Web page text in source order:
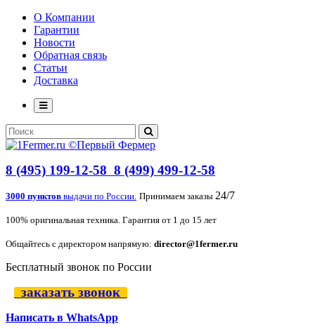
О Компании
Гарантии
Новости
Обратная связь
Статьи
Доставка
8 (495) 199-12-58 8 (499) 499-12-58
3000 пунктов выдачи по России. Принимаем заказы 24/7
100% оригинальная техника. Гарантия от 1 до 15 лет
Общайтесь с директором напрямую: director@1fermer.ru
Бесплатный звонок по России
заказать звонок
Написать в WhatsApp